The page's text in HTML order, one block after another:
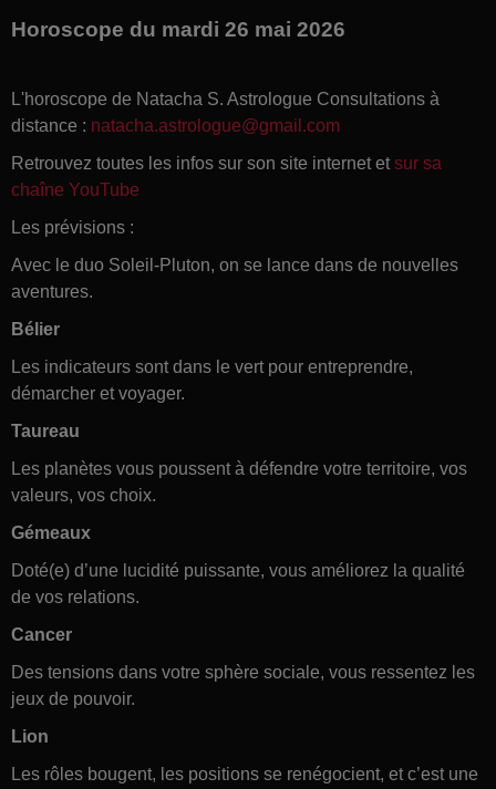
Horoscope du mardi 26 mai 2026
L'horoscope de Natacha S. Astrologue Consultations à
distance : natacha.astrologue@gmail.com
Retrouvez toutes les infos sur son site internet et sur sa
chaîne YouTube
Les prévisions :
Avec le duo Soleil-Pluton, on se lance dans de nouvelles
aventures.
Bélier
Les indicateurs sont dans le vert pour entreprendre,
démarcher et voyager.
Taureau
Les planètes vous poussent à défendre votre territoire, vos
valeurs, vos choix.
Gémeaux
Doté(e) d’une lucidité puissante, vous améliorez la qualité
de vos relations.
Cancer
Des tensions dans votre sphère sociale, vous ressentez les
jeux de pouvoir.
Lion
Les rôles bougent, les positions se renégocient, et c’est une